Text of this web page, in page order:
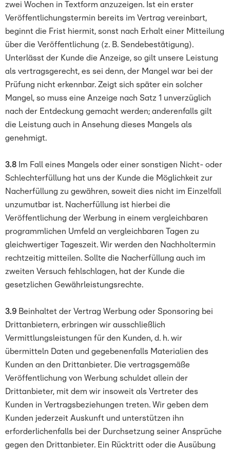
zwei Wochen in Textform anzuzeigen. Ist ein erster
Veröffentlichungstermin bereits im Vertrag vereinbart,
beginnt die Frist hiermit, sonst nach Erhalt einer Mitteilung
über die Veröffentlichung (z. B. Sendebestätigung).
Unterlässt der Kunde die Anzeige, so gilt unsere Leistung
als vertragsgerecht, es sei denn, der Mangel war bei der
Prüfung nicht erkennbar. Zeigt sich später ein solcher
Mangel, so muss eine Anzeige nach Satz 1 unverzüglich
nach der Entdeckung gemacht werden; anderenfalls gilt
die Leistung auch in Ansehung dieses Mangels als
genehmigt.
3.8 Im Fall eines Mangels oder einer sonstigen Nicht- oder
Schlechterfüllung hat uns der Kunde die Möglichkeit zur
Nacherfüllung zu gewähren, soweit dies nicht im Einzelfall
unzumutbar ist. Nacherfüllung ist hierbei die
Veröffentlichung der Werbung in einem vergleichbaren
programmlichen Umfeld an vergleichbaren Tagen zu
gleichwertiger Tageszeit. Wir werden den Nachholtermin
rechtzeitig mitteilen. Sollte die Nacherfüllung auch im
zweiten Versuch fehlschlagen, hat der Kunde die
gesetzlichen Gewährleistungsrechte.
3.9 Beinhaltet der Vertrag Werbung oder Sponsoring bei
Drittanbietern, erbringen wir ausschließlich
Vermittlungsleistungen für den Kunden, d. h. wir
übermitteln Daten und gegebenenfalls Materialien des
Kunden an den Drittanbieter. Die vertragsgemäße
Veröffentlichung von Werbung schuldet allein der
Drittanbieter, mit dem wir insoweit als Vertreter des
Kunden in Vertragsbeziehungen treten. Wir geben dem
Kunden jederzeit Auskunft und unterstützen ihn
erforderlichenfalls bei der Durchsetzung seiner Ansprüche
gegen den Drittanbieter. Ein Rücktritt oder die Ausübung